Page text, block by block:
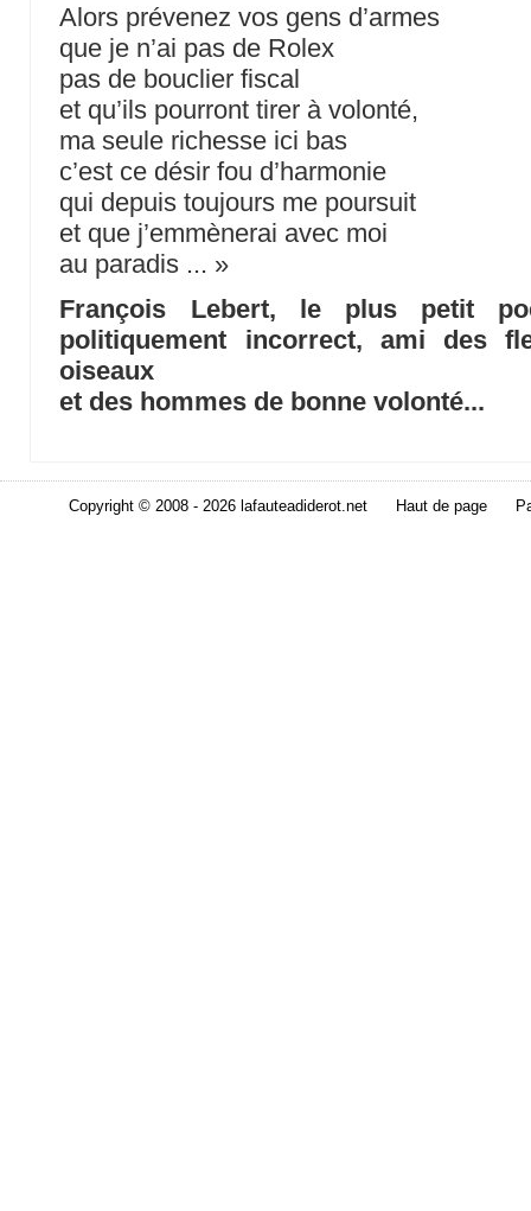
Alors prévenez vos gens d’armes
que je n’ai pas de Rolex
pas de bouclier fiscal
et qu’ils pourront tirer à volonté,
ma seule richesse ici bas
c’est ce désir fou d’harmonie
qui depuis toujours me poursuit
et que j’emmènerai avec moi
au paradis ... »
François Lebert, le plus petit
politiquement incorrect, ami des
oiseaux
et des hommes de bonne volonté...
Copyright © 2008 - 2026 lafauteadiderot.net Haut de page